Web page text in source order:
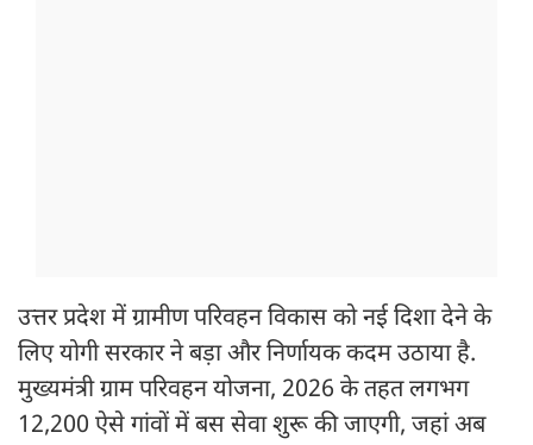
उत्तर प्रदेश में ग्रामीण परिवहन विकास को नई दिशा देने के
लिए योगी सरकार ने बड़ा और निर्णायक कदम उठाया है.
मुख्यमंत्री ग्राम परिवहन योजना, 2026 के तहत लगभग
12,200 ऐसे गांवों में बस सेवा शुरू की जाएगी, जहां अब